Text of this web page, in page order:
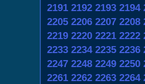
2191 2192 2193 2194
2205 2206 2207 2208
2219 2220 2221 2222
2233 2234 2235 2236
2247 2248 2249 2250
2261 2262 2263 2264